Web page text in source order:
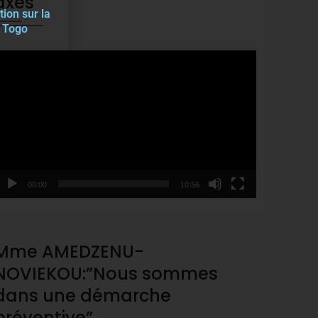
00:00 10:56
AMEDZENU-
sommes
une démarche
sur la